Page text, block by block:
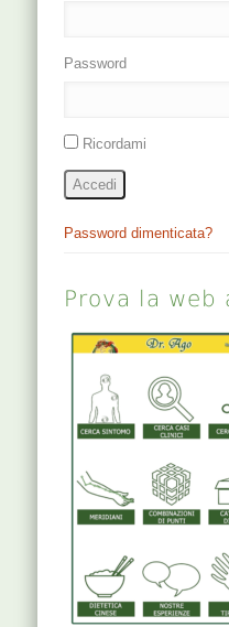
Password
Ricordami
Accedi
Password dimenticata?
Prova la web